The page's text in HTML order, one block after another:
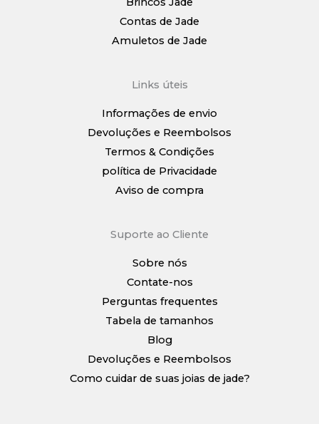
Contas de Jade
Amuletos de Jade
Links úteis
Informações de envio
Devoluções e Reembolsos
Termos & Condições
política de Privacidade
Aviso de compra
Suporte ao Cliente
Sobre nós
Contate-nos
Perguntas frequentes
Tabela de tamanhos
Blog
Devoluções e Reembolsos
Como cuidar de suas joias de jade?